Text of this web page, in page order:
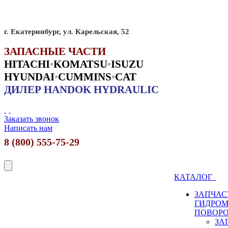
г. Екатеринбург, ул. Карельская, 52
ЗАПАСНЫЕ ЧАСТИ
HITACHI•KOMATSU•ISUZU
HYUNDAI•CUMMINS•CAT
ДИЛЕР HANDOK HYDRAULIC
Заказать звонок
Написать нам
8 (800) 555-75-29
КАТАЛОГ